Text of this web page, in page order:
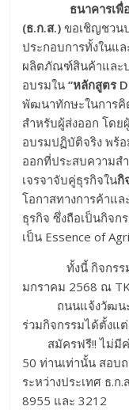
ธนาคารเ
(ธ.ก.ส.)ขอเชิญชวน
ประกอบการทั้งในแ
ผลิตภัณฑ์สินค้าและบ
อบรมใน“หลักสูตร
พัฒนาทักษะในการคิ
สำหรับผู้ส่งออก โดย
อบรมปฏิบัติจริง พร้อ
ออกที่ประสบความส
เจรจาจับคู่ธุรกิจในกิ
โอกาสทางการค้าแ
ธุรกิจ ซึ่งถือเป็นกิจ
เป็น Essence of
ทั้งนี้ กิจกรรมดัง
มกราคม 2568 ณ
ถนนแจ้งวัฒนะ ก
ร่วมกิจกรรมได้ตั้งแ
สมัครฟรี!! ไม่มีค่า
50 ท่านเท่านั้น สอบ
ระหว่างประเทศ ธ.
8955 และ